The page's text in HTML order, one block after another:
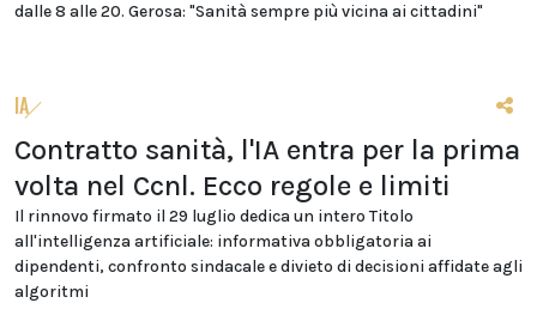
dalle 8 alle 20. Gerosa: "Sanità sempre più vicina ai cittadini"
IA
Contratto sanità, l'IA entra per la prima
volta nel Ccnl. Ecco regole e limiti
Il rinnovo firmato il 29 luglio dedica un intero Titolo
all'intelligenza artificiale: informativa obbligatoria ai
dipendenti, confronto sindacale e divieto di decisioni affidate agli
algoritmi